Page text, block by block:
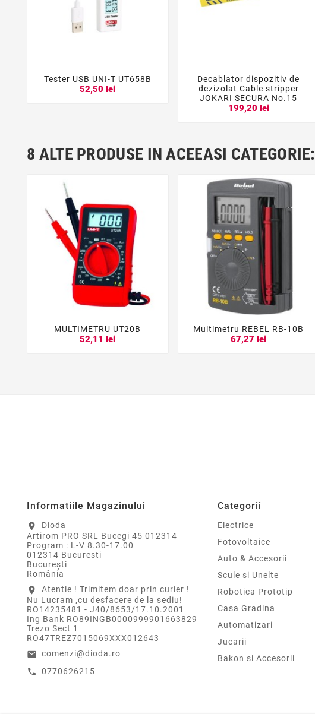

Tester USB UNI-T UT658B
52,50 lei   
Decablator dispozitiv de
dezizolat Cable stripper
JOKARI SECURA No.15
199,20 lei
8 ALTE PRODUSE IN ACEEASI CATEGORIE:

MULTIMETRU UT20B
52,11 lei 
Multimetru REBEL RB-10B
67,27 lei
Informatiile Magazinului
location_on
Dioda
Artirom PRO SRL Bucegi 45 012314
Program : L-V 8.30-17.00
012314 Bucuresti
Bucureşti
România
location_on
Atentie ! Trimitem doar prin curier !
Nu Lucram ,cu desfacere de la sediu!
RO14235481 - J40/8653/17.10.2001
Ing Bank RO89INGB0000999901663829
Trezo Sect 1
RO47TREZ7015069XXX012643
email comenzi@dioda.ro
call 0770626215
Categorii
Electrice
Fotovoltaice
Auto & Accesorii
Scule si Unelte
Robotica Prototip
Casa Gradina
Automatizari
Jucarii
Bakon si Accesorii